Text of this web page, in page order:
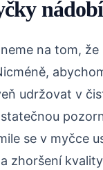
nádobí
na tom,
udržovat v
se v myčce
zhoršení